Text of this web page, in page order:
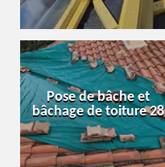
Pose de bâche et
bâchage de toiture 28